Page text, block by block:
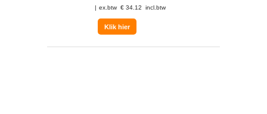
ex.btw € 34.12 incl.btw
Klik hier